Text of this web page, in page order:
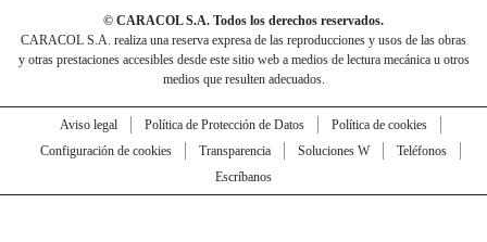
© CARACOL S.A. Todos los derechos reservados.
CARACOL S.A. realiza una reserva expresa de las reproducciones y usos de las obras
y otras prestaciones accesibles desde este sitio web a medios de lectura mecánica u otros
medios que resulten adecuados.
Aviso legal Política de Protección de Datos
Política de cookies
Configuración de cookies
Transparencia Soluciones W
Teléfonos
Escríbanos